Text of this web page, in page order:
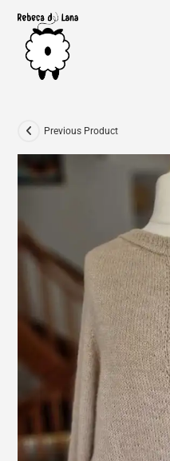
content
Previous Product